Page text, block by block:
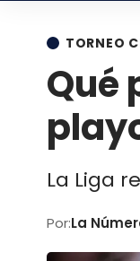
TORNEO
Qué
La Liga
Por:La